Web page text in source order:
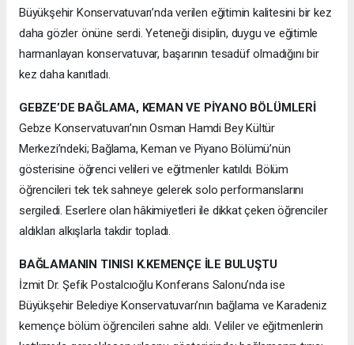
Büyükşehir Konservatuvarı’nda verilen eğitimin kalitesini bir kez
daha gözler önüne serdi. Yeteneği disiplin, duygu ve eğitimle
harmanlayan konservatuvar, başarının tesadüf olmadığını bir
kez daha kanıtladı.
GEBZE’DE BAĞLAMA, KEMAN VE PİYANO BÖLÜMLERİ
Gebze Konservatuvarı’nın Osman Hamdi Bey Kültür
Merkezi’ndeki; Bağlama, Keman ve Piyano Bölümü’nün
gösterisine öğrenci velileri ve eğitmenler katıldı. Bölüm
öğrencileri tek tek sahneye gelerek solo performanslarını
sergiledi. Eserlere olan hâkimiyetleri ile dikkat çeken öğrenciler
aldıkları alkışlarla takdir topladı.
BAĞLAMANIN TINISI K.KEMENÇE İLE BULUŞTU
İzmit Dr. Şefik Postalcıoğlu Konferans Salonu’nda ise
Büyükşehir Belediye Konservatuvarı’nın bağlama ve Karadeniz
kemençe bölüm öğrencileri sahne aldı. Veliler ve eğitmenlerin